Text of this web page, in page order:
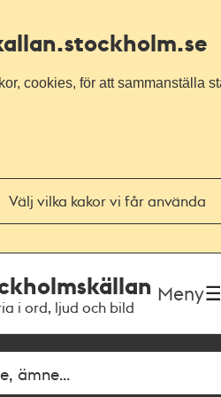
.stockholm.se
cookies, för att sammanställa
Välj vilka kakor vi får använda
i ord, ljud och bild
Meny